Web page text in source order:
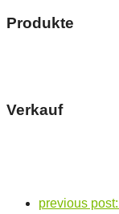
Produkte
Verkauf
previous post: